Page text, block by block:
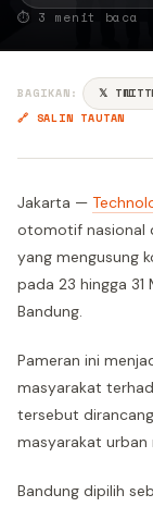
⏱ 3 menit baca
BAGIKAN: 𝕏
🔗 SALIN TAUTAN
Jakarta —
otomotif nasional
yang mengusung
pada 23 hingga
Bandung.
Pameran ini
masyarakat
tersebut
masyarakat urban
Bandung dipilih